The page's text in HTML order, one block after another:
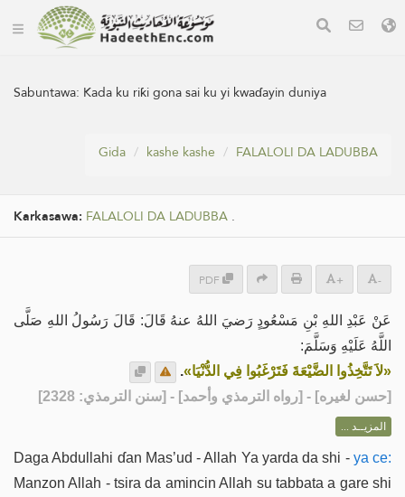
Sabuntawa: Kada ku riƙi gona sai ku yi kwaɗayin duniya
Gida kashe kashe FALALOLI DA LADUBBA
Karkasawa: FALALOLI DA LADUBBA .
PDF + -
عَنْ عَبْدِ اللهِ بْنِ مَسْعُودٍ رَضيَ اللهُ عنهُ قَالَ: قَالَ رَسُولُ اللهِ صَلَّى
اللَّهُ عَلَيْهِ وَسَلَّمَ:
«لاَ تَتَّخِذُوا الضَّيْعَةَ فَتَرْغَبُوا فِي الدُّنْيَا».
[حسن لغيره] - [رواه الترمذي وأحمد] - [سنن الترمذي: 2328]
المزيــد ...
Daga Abdullahi ɗan Mas’ud - Allah Ya yarda da shi -ya ce:
Manzon Allah - tsira da amincin Allah su tabbata a gare shi